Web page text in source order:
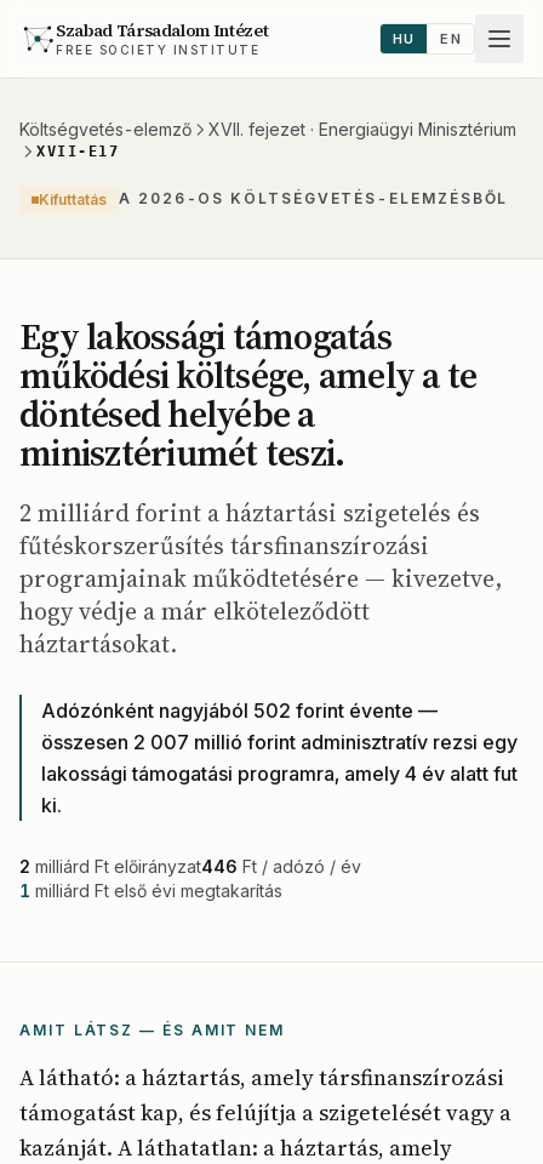
Szabad Társadalom Intézet
FREE SOCIETY INSTITUTE
HU EN
Költségvetés-elemző XVII. fejezet · Energiaügyi Minisztérium
XVII-E17
Kifuttatás A 2026-OS KÖLTSÉGVETÉS-ELEMZÉSBŐL
Egy lakossági támogatás
működési költsége, amely a te
döntésed helyébe a
minisztériumét teszi.
2 milliárd forint a háztartási szigetelés és
fűtéskorszerűsítés társfinanszírozási
programjainak működtetésére — kivezetve,
hogy védje a már elköteleződött
háztartásokat.
Adózónként nagyjából 502 forint évente —
összesen 2 007 millió forint adminisztratív rezsi egy
lakossági támogatási programra, amely 4 év alatt fut
ki.
2 milliárd Ft előirányzat446 Ft / adózó / év
1 milliárd Ft első évi megtakarítás
AMIT LÁTSZ — ÉS AMIT NEM
A látható: a háztartás, amely társfinanszírozási
támogatást kap, és felújítja a szigetelését vagy a
kazánját. A láthatatlan: a háztartás, amely